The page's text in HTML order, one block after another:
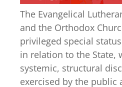
The Evangelical
and the Orthodox
privileged special
in relation to the State,
systemic, structural
exercised by the public